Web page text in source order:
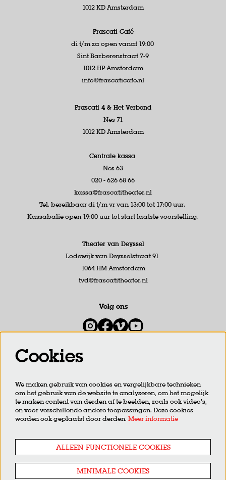
1012 KD Amsterdam
Frascati Café
di t/m za open vanaf 19:00
Sint Barberenstraat 7-9
1012 HP Amsterdam
info@frascaticafe.nl
Frascati 4 & Het Verbond
Nes 71
1012 KD Amsterdam
Centrale kassa
Nes 63
020 - 626 68 66
kassa@frascatitheater.nl
Tel. bereikbaar di t/m vr van 13:00 tot 17:00 uur.
Kassabalie open 19:00 uur tot start laatste voorstelling.
Theater van Deyssel
Lodewijk van Deysselstraat 91
1064 HM Amsterdam
tvd@frascatitheater.nl
Volg ons
Meld je aan voor de nieuwsbrief
AANMELDEN
Cookies
We maken gebruik van cookies en vergelijkbare technieken
om het gebruik van de website te analyseren, om het mogelijk
te maken content van derden af te beelden, zoals ook video’s,
en voor verschillende andere toepassingen. Deze cookies
worden ook geplaatst door derden. Meer informatie
ALLEEN FUNCTIONELE COOKIES
MINIMALE COOKIES